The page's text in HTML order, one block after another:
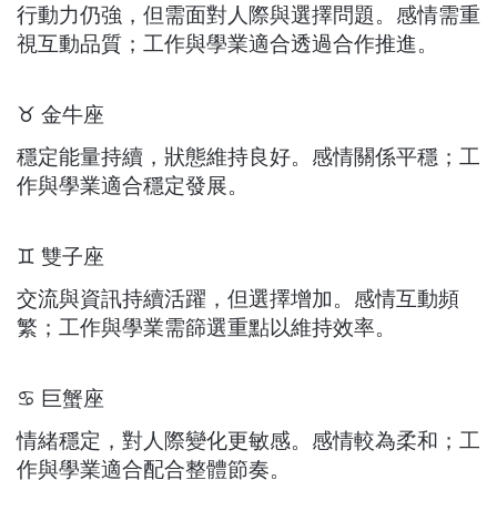
行動力仍強，但需面對人際與選擇問題。感情需重
視互動品質；工作與學業適合透過合作推進。
♉ 金牛座
穩定能量持續，狀態維持良好。感情關係平穩；工
作與學業適合穩定發展。
♊ 雙子座
交流與資訊持續活躍，但選擇增加。感情互動頻
繁；工作與學業需篩選重點以維持效率。
♋ 巨蟹座
情緒穩定，對人際變化更敏感。感情較為柔和；工
作與學業適合配合整體節奏。